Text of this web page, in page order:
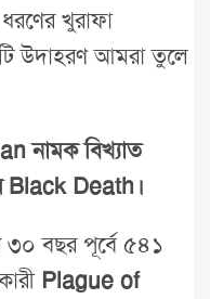
খুরাফা
উদাহরণ আমরা তুলে
নামক বিখ্যাত
Black Death।
বছর পূর্বে ৫৪১
Plague of